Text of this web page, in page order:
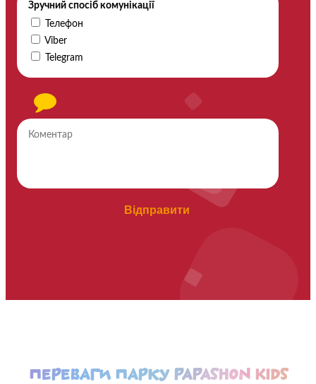
Зручний спосіб комунікації
Телефон
Viber
Telegram
ПЕРЕВАГИ ПАРКУ PAPASHON KIDS